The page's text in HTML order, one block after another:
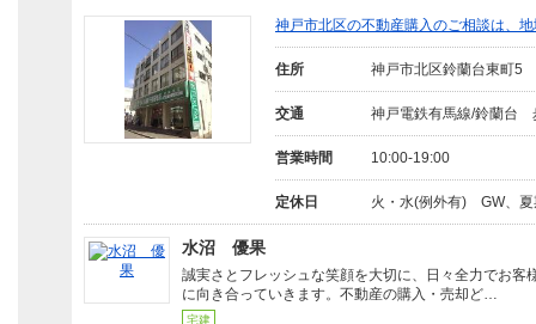
神戸市北区の不動産購入のご相談は、
住所 神戸市北区鈴蘭台東町5
交通 神戸電鉄有馬線/鈴蘭台
営業時間 10:00-19:00
定休日 火・水(例外有) GW、夏
水沼 優果
誠実さとフレッシュな笑顔を大切に、日々全力でお客
に向き合っていきます。不動産の購入・売却ど…
宅建